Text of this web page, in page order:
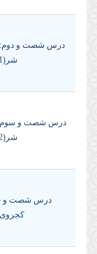
درس شصت و
شر(1)
درس شصت و
شر(2)
درس شصت و